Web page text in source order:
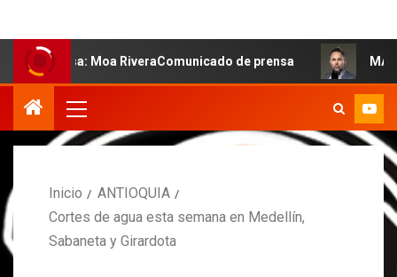
Moa RiveraComunicado de prensa MARCOS
Inicio
ANTIOQUIA
Cortes de agua esta semana en Medellín,
Sabaneta y Girardota